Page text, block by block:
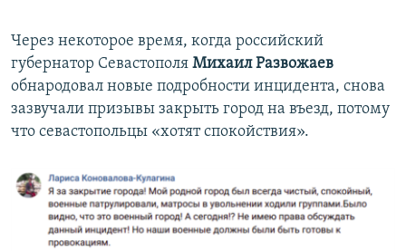
Через некоторое время, когда российский
губернатор Севастополя Михаил Развожаев
обнародовал новые подробности инцидента, снова
зазвучали призывы закрыть город на въезд, потому
что севастопольцы «хотят спокойствия».